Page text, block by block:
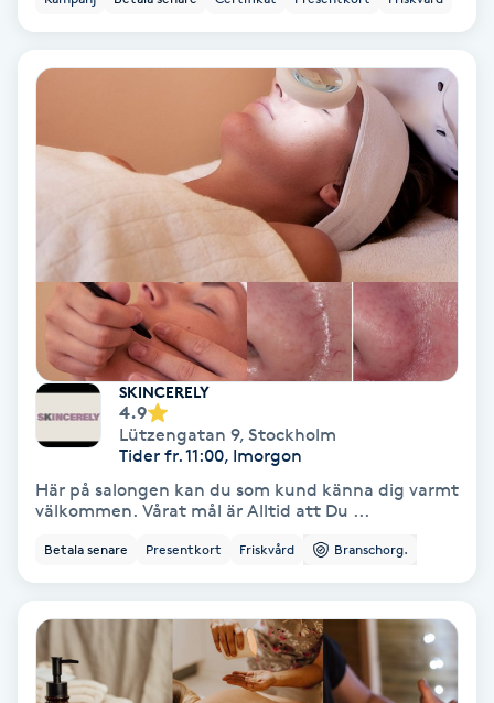
Regndroppsmassage
Reiki
Restorative Yoga
Rosacea
Rosenmetoden
Ryggmassage
Shiatsu
SKINCERELY
4.9
Lützengatan 9, Stockholm
Tider fr. 11:00, Imorgon
Här på salongen kan du som kund känna dig varmt
välkommen. Vårat mål är Alltid att Du ...
Betala senare Presentkort Friskvård Branschorg.